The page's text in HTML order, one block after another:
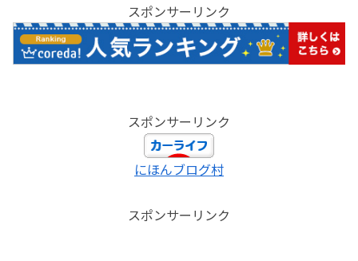
スポンサーリンク
スポンサーリンク
にほんブログ村
スポンサーリンク